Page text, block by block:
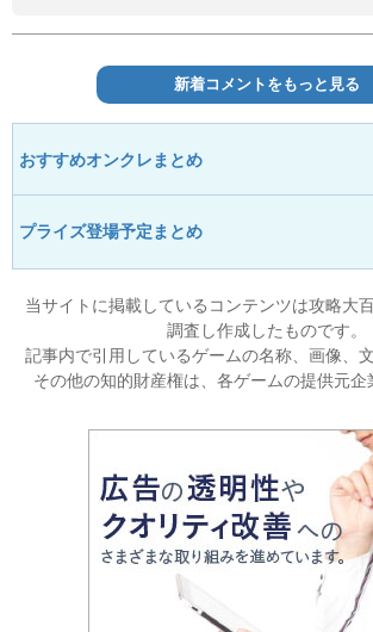
新着コメントをもっと見る
おすすめオンクレまとめ
プライズ登場予定まとめ
当サイトに掲載しているコンテンツは攻略大
調査し作成したものです。
記事内で引用しているゲームの名称、画像、
その他の知的財産権は、各ゲームの提供元企